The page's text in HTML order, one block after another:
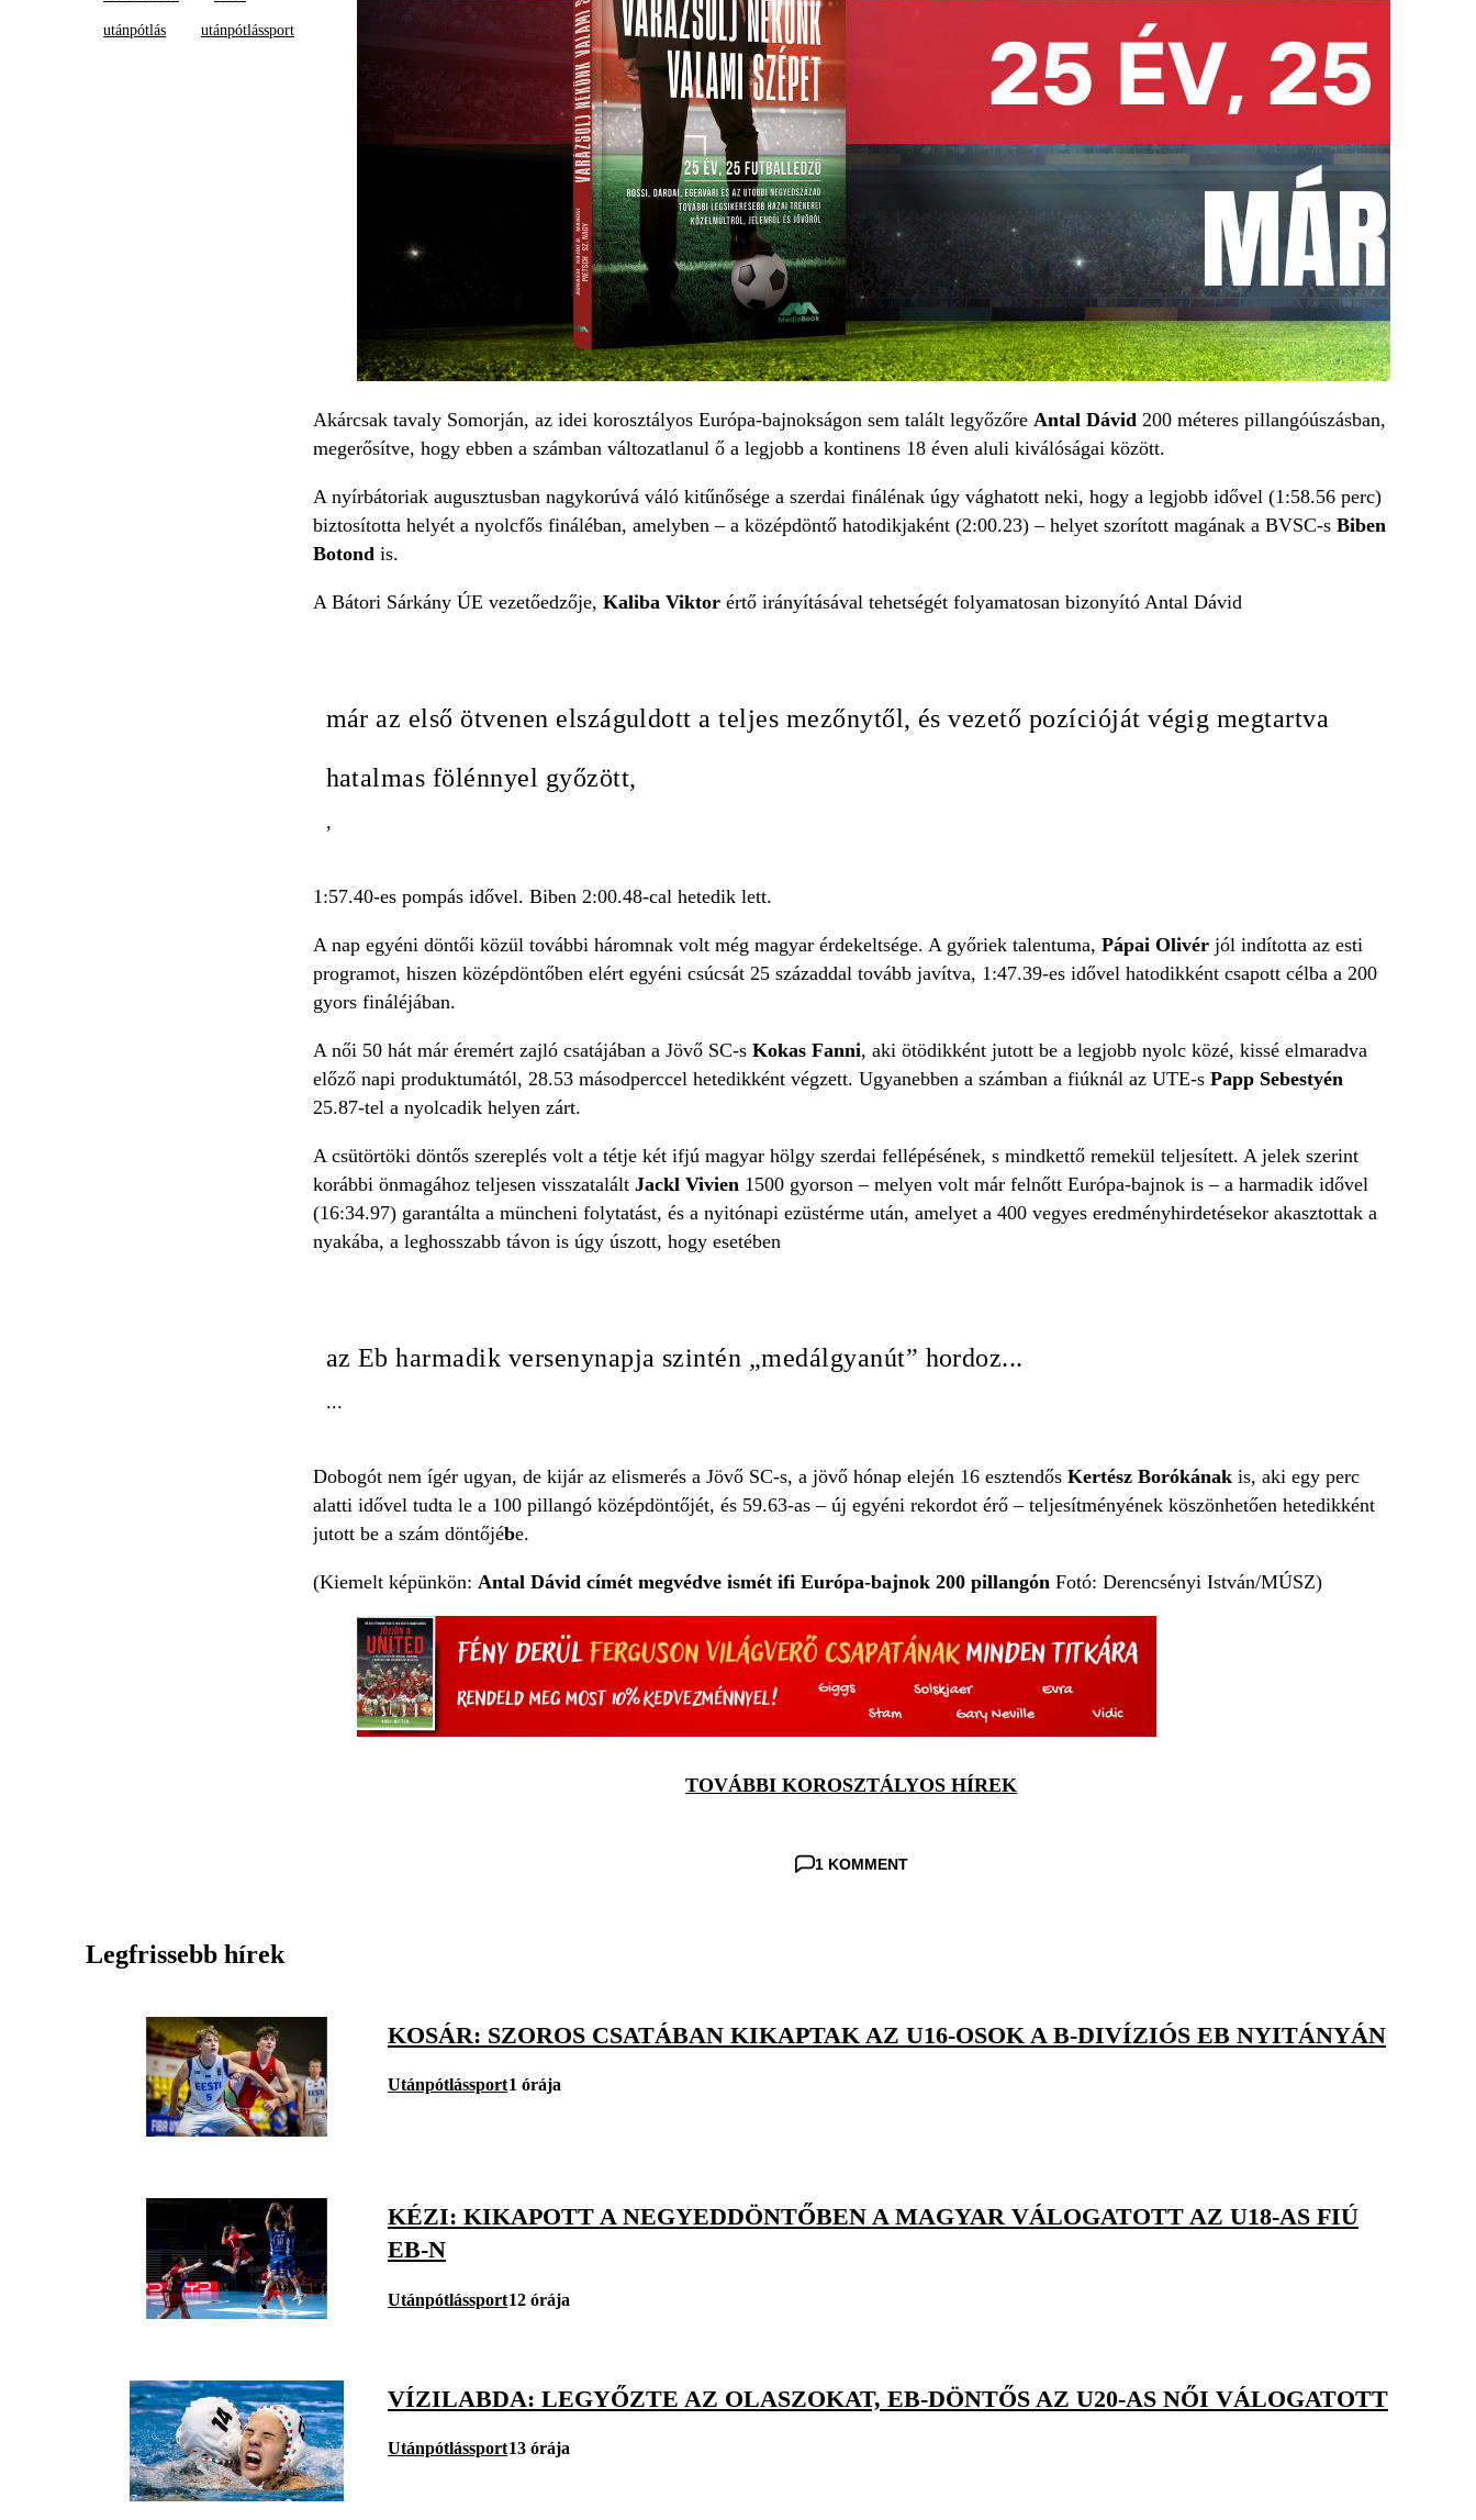
utánpótlás utánpótlássport
Akárcsak tavaly Somorján, az idei korosztályos Európa-bajnokságon sem talált legyőzőre Antal Dávid 200 méteres pillangóúszásban,
megerősítve, hogy ebben a számban változatlanul ő a legjobb a kontinens 18 éven aluli kiválóságai között.
A nyírbátoriak augusztusban nagykorúvá váló kitűnősége a szerdai finálénak úgy vághatott neki, hogy a legjobb idővel (1:58.56 perc)
biztosította helyét a nyolcfős fináléban, amelyben – a középdöntő hatodikjaként (2:00.23) – helyet szorított magának a BVSC-s Biben
Botond is.
A Bátori Sárkány ÚE vezetőedzője, Kaliba Viktorértő irányításával tehetségét folyamatosan bizonyító Antal Dávid
már az első ötvenen elszáguldott a teljes mezőnytől, és vezető pozícióját végig megtartva
hatalmas fölénnyel győzött,
,
1:57.40-es pompás idővel. Biben 2:00.48-cal hetedik lett.
A nap egyéni döntői közül további háromnak volt még magyar érdekeltsége. A győriek talentuma, Pápai Olivérjól indította az esti
programot, hiszen középdöntőben elért egyéni csúcsát 25 századdal tovább javítva, 1:47.39-es idővel hatodikként csapott célba a 200
gyors fináléjában.
A női 50 hát már éremért zajló csatájában a Jövő SC-s Kokas Fanni, aki ötödikként jutott be a legjobb nyolc közé, kissé elmaradva
előző napi produktumától, 28.53 másodperccel hetedikként végzett. Ugyanebben a számban a fiúknál az UTE-s Papp Sebestyén
25.87-tel a nyolcadik helyen zárt.
A csütörtöki döntős szereplés volt a tétje két ifjú magyar hölgy szerdai fellépésének, s mindkettő remekül teljesített. A jelek szerint
korábbi önmagához teljesen visszatalált Jackl Vivien 1500 gyorson – melyen volt már felnőtt Európa-bajnok is – a harmadik idővel
(16:34.97) garantálta a müncheni folytatást, és a nyitónapi ezüstérme után, amelyet a 400 vegyes eredményhirdetésekor akasztottak a
nyakába, a leghosszabb távon is úgy úszott, hogy esetében
az Eb harmadik versenynapja szintén „medálgyanút” hordoz...
...
Dobogót nem ígér ugyan, de kijár az elismerés a Jövő SC-s, a jövő hónap elején 16 esztendős Kertész Borókánakis, aki egy perc
alatti idővel tudta le a 100 pillangó középdöntőjét, és 59.63-as – új egyéni rekordot érő – teljesítményének köszönhetően hetedikként
jutott be a szám döntőjébe.
(Kiemelt képünkön: Antal Dávid címét megvédve ismét ifi Európa-bajnok 200 pillangón Fotó: Derencsényi István/MÚSZ)
TOVÁBBI KOROSZTÁLYOS HÍREK
1 KOMMENT
Legfrissebb hírek
KOSÁR: SZOROS CSATÁBAN KIKAPTAK AZ U16-OSOK A B-DIVÍZIÓS EB NYITÁNYÁN
Utánpótlássport1 órája
KÉZI: KIKAPOTT A NEGYEDDÖNTŐBEN A MAGYAR VÁLOGATOTT AZ U18-AS FIÚ
EB-N
Utánpótlássport12 órája
VÍZILABDA: LEGYŐZTE AZ OLASZOKAT, EB-DÖNTŐS AZ U20-AS NŐI VÁLOGATOTT
Utánpótlássport13 órája